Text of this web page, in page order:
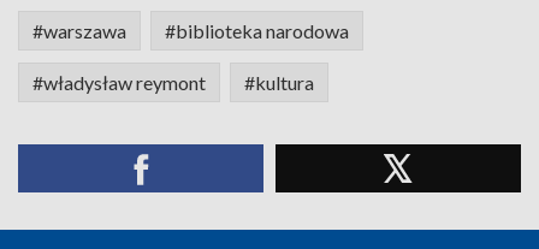
#warszawa #biblioteka narodowa
#władysław reymont #kultura